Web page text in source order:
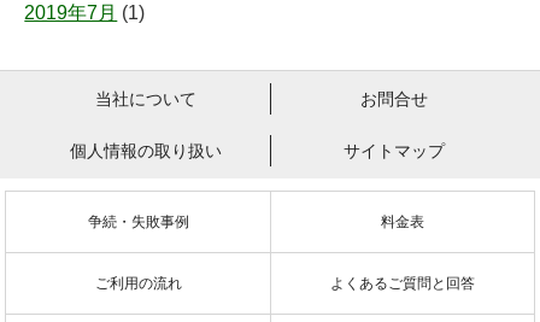
2019年7月 (1)
当社について お問合せ
個人情報の取り扱い サイトマップ
争続・失敗事例 料金表
ご利用の流れ よくあるご質問と回答